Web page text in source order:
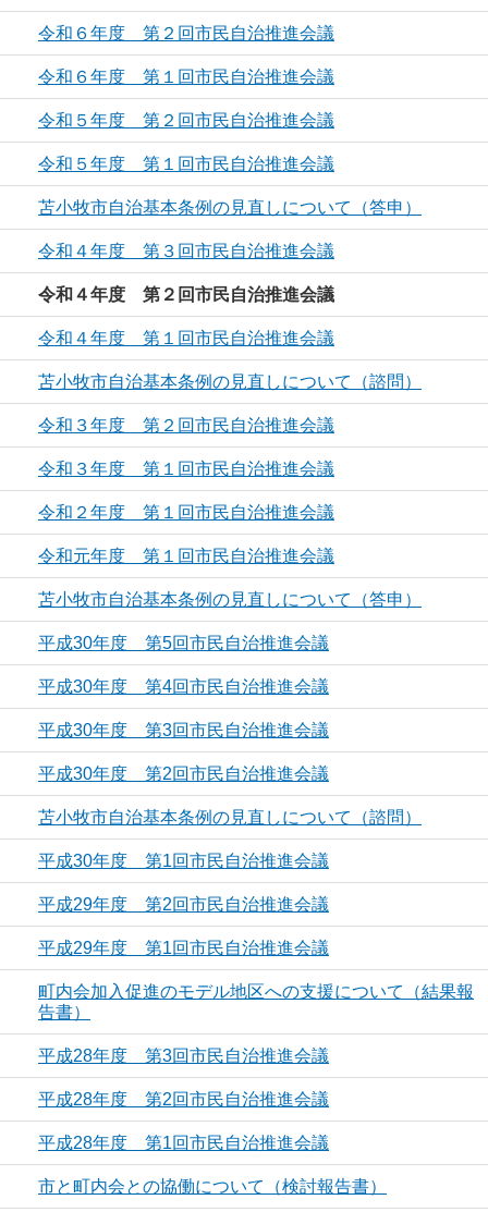
令和６年度 第２回市民自治推進会議
令和６年度 第１回市民自治推進会議
令和５年度 第２回市民自治推進会議
令和５年度 第１回市民自治推進会議
苫小牧市自治基本条例の見直しについて（答申）
令和４年度 第３回市民自治推進会議
令和４年度 第２回市民自治推進会議
令和４年度 第１回市民自治推進会議
苫小牧市自治基本条例の見直しについて（諮問）
令和３年度 第２回市民自治推進会議
令和３年度 第１回市民自治推進会議
令和２年度 第１回市民自治推進会議
令和元年度 第１回市民自治推進会議
苫小牧市自治基本条例の見直しについて（答申）
平成30年度 第5回市民自治推進会議
平成30年度 第4回市民自治推進会議
平成30年度 第3回市民自治推進会議
平成30年度 第2回市民自治推進会議
苫小牧市自治基本条例の見直しについて（諮問）
平成30年度 第1回市民自治推進会議
平成29年度 第2回市民自治推進会議
平成29年度 第1回市民自治推進会議
町内会加入促進のモデル地区への支援について（結果報
告書）
平成28年度 第3回市民自治推進会議
平成28年度 第2回市民自治推進会議
平成28年度 第1回市民自治推進会議
市と町内会との協働について（検討報告書）